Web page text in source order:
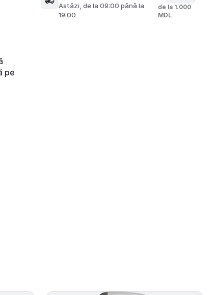
pe
astăzi, de la 09:00 până la
19:00
de la 1.000
MDL